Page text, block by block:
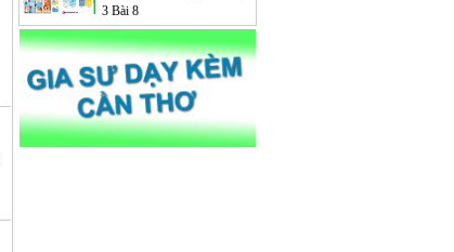
3 Bài 8